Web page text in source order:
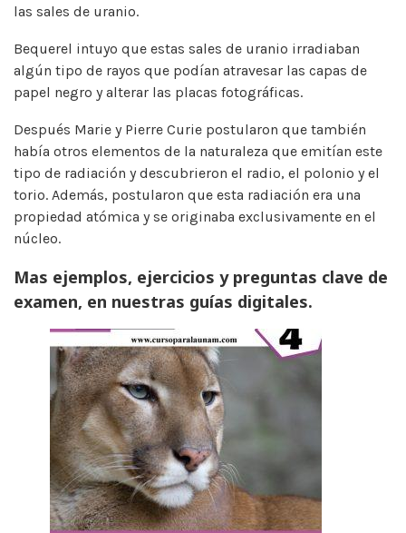
las sales de uranio.
Bequerel intuyo que estas sales de uranio irradiaban
algún tipo de rayos que podían atravesar las capas de
papel negro y alterar las placas fotográficas.
Después Marie y Pierre Curie postularon que también
había otros elementos de la naturaleza que emitían este
tipo de radiación y descubrieron el radio, el polonio y el
torio. Además, postularon que esta radiación era una
propiedad atómica y se originaba exclusivamente en el
núcleo.
Mas ejemplos, ejercicios y preguntas clave de
examen, en nuestras guías digitales.